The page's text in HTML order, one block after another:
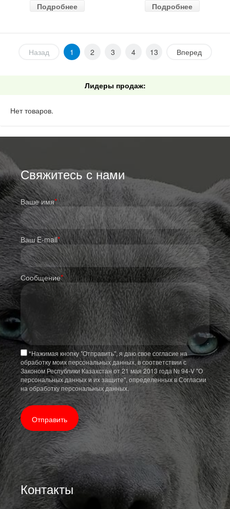
Подробнее Подробнее
Назад 1 2 3 4 13 Вперед
Лидеры продаж:
Нет товаров.
Свяжитесь с нами
Ваше имя*
Ваш E-mail*
Сообщение*
*Нажимая кнопку "Отправить", я даю свое согласие на
обработку моих персональных данных, в соответствии с
Законом Республики Казахстан от 21 мая 2013 года № 94-V "О
персональных данных и их защите", определенных в Согласии
на обработку персональных данных.
Контакты